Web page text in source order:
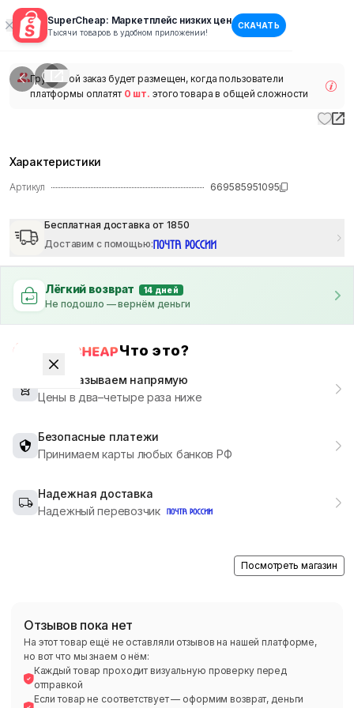
SuperCheap: Маркетплейс низких цен
Тысячи товаров в удобном приложении!
СКАЧАТЬ
1/
Групповой заказ будет размещен, когда пользователи
платформы оплатят 0 шт. этого товара в общей сложности
Характеристики
Артикул 669585951095
Бесплатная доставка от 1850
Доставим с помощью:
Лёгкий возврат 14 дней
Не подошло — вернём деньги
Что это?
Мы заказываем напрямую
Цены в два–четыре раза ниже
Безопасные платежи
Принимаем карты любых банков РФ
Надежная доставка
Надежный перевозчик
Посмотреть магазин
Отзывов пока нет
На этот товар ещё не оставляли отзывов на нашей платформе,
но вот что мы знаем о нём:
Каждый товар проходит визуальную проверку перед
отправкой
Если товар не соответствует — оформим возврат, деньги